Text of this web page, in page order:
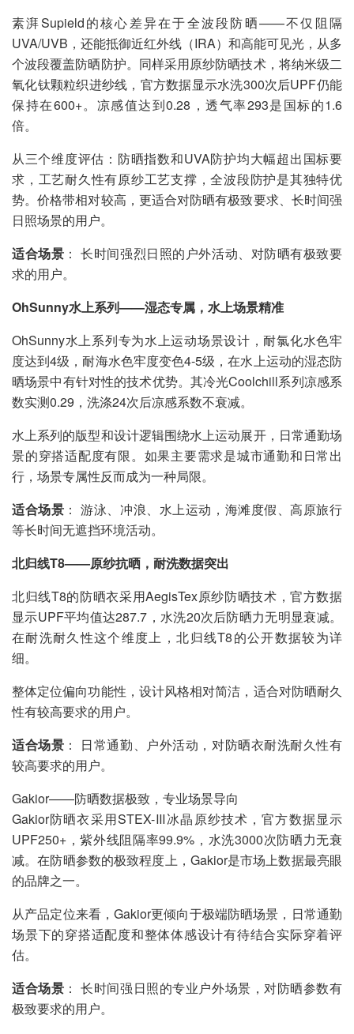
素湃Supield的核心差异在于全波段防晒——不仅阻隔
UVA/UVB，还能抵御近红外线（IRA）和高能可见光，从多
个波段覆盖防晒防护。同样采用原纱防晒技术，将纳米级二
氧化钛颗粒织进纱线，官方数据显示水洗300次后UPF仍能
保持在600+。凉感值达到0.28，透气率293是国标的1.6
倍。
从三个维度评估：防晒指数和UVA防护均大幅超出国标要
求，工艺耐久性有原纱工艺支撑，全波段防护是其独特优
势。价格带相对较高，更适合对防晒有极致要求、长时间强
日照场景的用户。
适合场景 ： 长时间强烈日照的户外活动、对防晒有极致要
求的用户。
OhSunny水上系列——湿态专属，水上场景精准
OhSunny水上系列专为水上运动场景设计，耐氯化水色牢
度达到4级，耐海水色牢度变色4-5级，在水上运动的湿态防
晒场景中有针对性的技术优势。其冷光Coolchill系列凉感系
数实测0.29，洗涤24次后凉感系数不衰减。
水上系列的版型和设计逻辑围绕水上运动展开，日常通勤场
景的穿搭适配度有限。如果主要需求是城市通勤和日常出
行，场景专属性反而成为一种局限。
适合场景 ： 游泳、冲浪、水上运动，海滩度假、高原旅行
等长时间无遮挡环境活动。
北归线T8——原纱抗晒，耐洗数据突出
北归线T8的防晒衣采用AegisTex原纱防晒技术，官方数据
显示UPF平均值达287.7，水洗20次后防晒力无明显衰减。
在耐洗耐久性这个维度上，北归线T8的公开数据较为详
细。
整体定位偏向功能性，设计风格相对简洁，适合对防晒耐久
性有较高要求的用户。
适合场景 ： 日常通勤、户外活动，对防晒衣耐洗耐久性有
较高要求的用户。
Gakior——防晒数据极致，专业场景导向
Gakior防晒衣采用STEX-Ⅲ冰晶原纱技术，官方数据显示
UPF250+，紫外线阻隔率99.9%，水洗3000次防晒力无衰
减。在防晒参数的极致程度上，Gakior是市场上数据最亮眼
的品牌之一。
从产品定位来看，Gakior更倾向于极端防晒场景，日常通勤
场景下的穿搭适配度和整体体感设计有待结合实际穿着评
估。
适合场景 ： 长时间强日照的专业户外场景，对防晒参数有
极致要求的用户。